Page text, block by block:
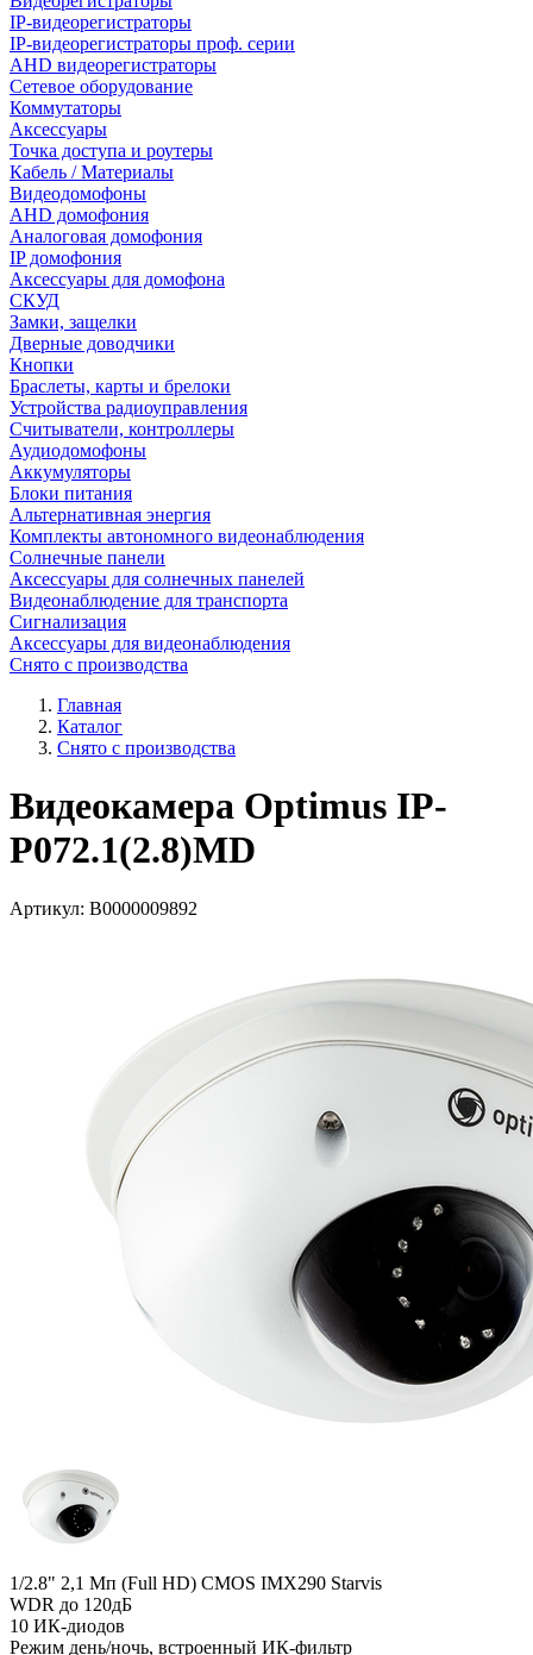
IP-видеорегистраторы
IP-видеорегистраторы проф. серии
AHD видеорегистраторы
Сетевое оборудование
Коммутаторы
Аксессуары
Точка доступа и роутеры
Кабель / Материалы
Видеодомофоны
AHD домофония
Аналоговая домофония
IP домофония
Аксессуары для домофона
СКУД
Замки, защелки
Дверные доводчики
Кнопки
Браслеты, карты и брелоки
Устройства радиоуправления
Считыватели, контроллеры
Аудиодомофоны
Аккумуляторы
Блоки питания
Альтернативная энергия
Комплекты автономного видеонаблюдения
Солнечные панели
Аксессуары для солнечных панелей
Видеонаблюдение для транспорта
Сигнализация
Аксессуары для видеонаблюдения
Снято с производства
Главная
Каталог
Снято с производства
Видеокамера Optimus IP-
P072.1(2.8)MD
Артикул: В0000009892
1/2.8" 2,1 Мп (Full HD) CMOS IMX290 Starvis
WDR до 120дБ
10 ИК-диодов
Режим день/ночь, встроенный ИК-фильтр